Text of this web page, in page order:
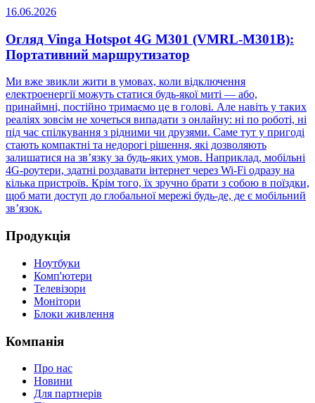
16.06.2026
Огляд Vinga Hotspot 4G M301 (VMRL-M301B):
Портативний маршрутизатор
Ми вже звикли жити в умовах, коли відключення
електроенергії можуть статися будь-якої миті — або,
принаймні, постійно тримаємо це в голові. Але навіть у таких
реаліях зовсім не хочеться випадати з онлайну: ні по роботі, ні
під час спілкування з рідними чи друзями. Саме тут у пригоді
стають компактні та недорогі рішення, які дозволяють
залишатися на зв’язку за будь-яких умов. Наприклад, мобільні
4G-роутери, здатні роздавати інтернет через Wi-Fi одразу на
кілька пристроїв. Крім того, їх зручно брати з собою в поїздки,
щоб мати доступ до глобальної мережі будь-де, де є мобільний
зв’язок.
Продукція
Ноутбуки
Комп'ютери
Телевізори
Монітори
Блоки живлення
Компанія
Про нас
Новини
Для партнерів